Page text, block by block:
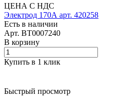
ЦЕНА С НДС
Электрод 170А арт. 420258
Есть в наличии
Арт. BT0007240
В корзину
Купить в 1 клик
Быстрый просмотр